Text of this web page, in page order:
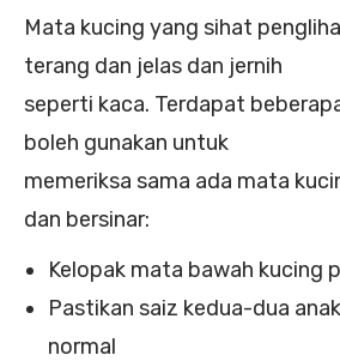
Mata kucing yang sihat
terang dan jelas dan jernih
seperti kaca. Terdapat
boleh gunakan untuk
memeriksa sama ada mata
dan bersinar:
Kelopak mata bawah kucing
Pastikan saiz kedua-dua
normal